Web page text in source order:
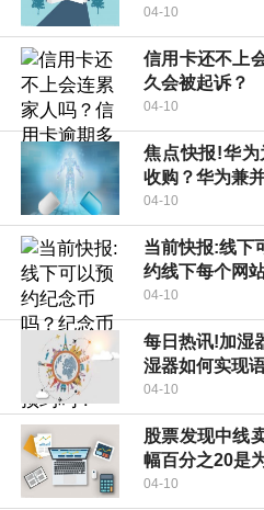
04-10
信用卡还不上
久会被起诉？
04-10
焦点快报!华
收购？华为兼
04-10
当前快报:线下
约线下每个网
04-10
每日热讯!加湿
湿器如何实现
04-10
股票发现中线
幅百分之20是
04-10